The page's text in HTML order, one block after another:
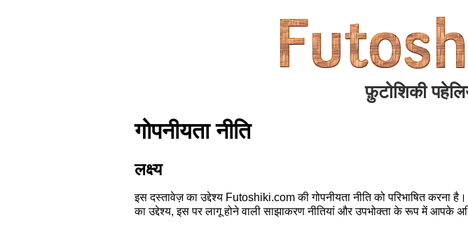
फ़ुटोशिकी
गोपनीयता नीति
लक्ष्य
इस दस्तावेज़ का उद्देश्य Futoshiki.com की गोपनीयता नीति को परिभाषित करना
का उद्देश्य, इस पर लागू होने वाली साझाकरण नीतियां और उपभोक्ता के रूप में आपके